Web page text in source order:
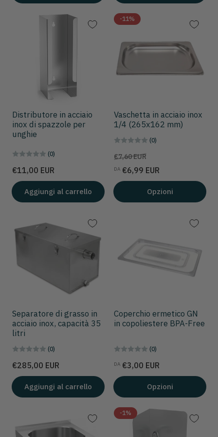
Distributore in acciaio
inox di spazzole per
unghie
(0)
Prezzo
€11,00 EUR
Aggiungi al carrello
-11%
Vaschetta in acciaio inox
1/4 (265x162 mm)
(0)
Prezzo
€7,60 EUR
scontato
DA €6,99 EUR
Opzioni
Separatore di grasso in
acciaio inox, capacità 35
litri
(0)
Prezzo
€285,00 EUR
Aggiungi al carrello
Coperchio ermetico GN
in copoliestere BPA-Free
(0)
Prezzo
DA €3,00 EUR
Opzioni
-1%